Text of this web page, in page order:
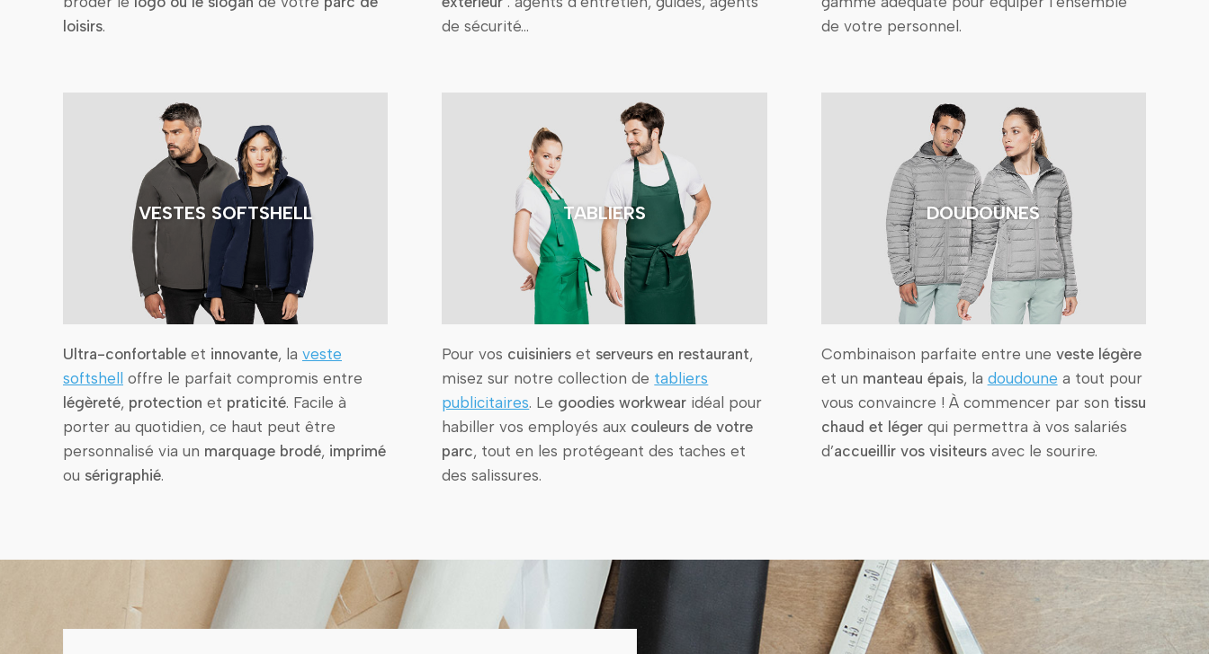
loisirs.
de sécurité…
de votre personnel.
VESTES SOFTSHELL
Ultra-confortable et innovante, la veste
softshell
offre le parfait compromis entre
légèreté, protection et praticité. Facile à
porter au quotidien, ce haut peut être
personnalisé via un marquage brodé, imprimé
ou sérigraphié.
TABLIERS
Pour vos cuisiniers et serveurs en restaurant,
misez sur notre collection de tabliers
publicitaires. Le goodies workwear idéal pour
habiller vos employés aux couleurs de votre
parc, tout en les protégeant des taches et
des salissures.
DOUDOUNES
Combinaison parfaite entre une veste légère
et un manteau épais, la doudoune a tout pour
vous convaincre ! À commencer par son tissu
chaud et légerqui permettra à vos salariés
d’accueillir vos visiteursavec le sourire.